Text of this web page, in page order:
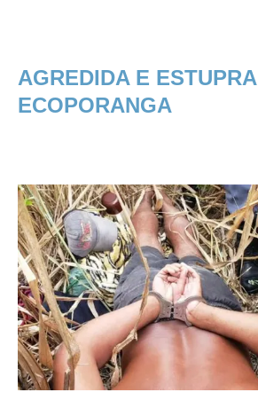
AGREDIDA E
ECOPORANGA